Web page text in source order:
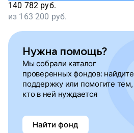
140 782 руб.
из 163 200 руб.
Нужна помощь?
Мы собрали каталог
проверенных фондов: найдите
поддержку или помогите тем,
кто в ней нуждается
Найти фонд